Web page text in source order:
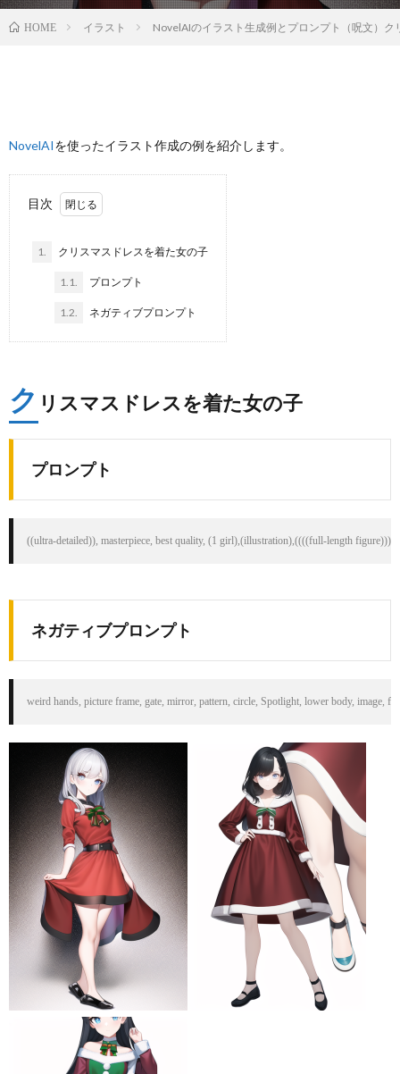
HOME イラスト NovelAIのイラスト生成例とプロンプト（呪文）ク
NovelAIを使ったイラスト作成の例を紹介します。
目次
1. クリスマスドレスを着た女の子
1.1. プロンプト
1.2. ネガティブプロンプト
ク リスマスドレスを着た女の子
プロンプト
((ultra-detailed)), masterpiece, best quality, (1 girl),(illustration),((((full-length figure)))),
ネガティブプロンプト
weird hands, picture frame, gate, mirror, pattern, circle, Spotlight, lower body, image,